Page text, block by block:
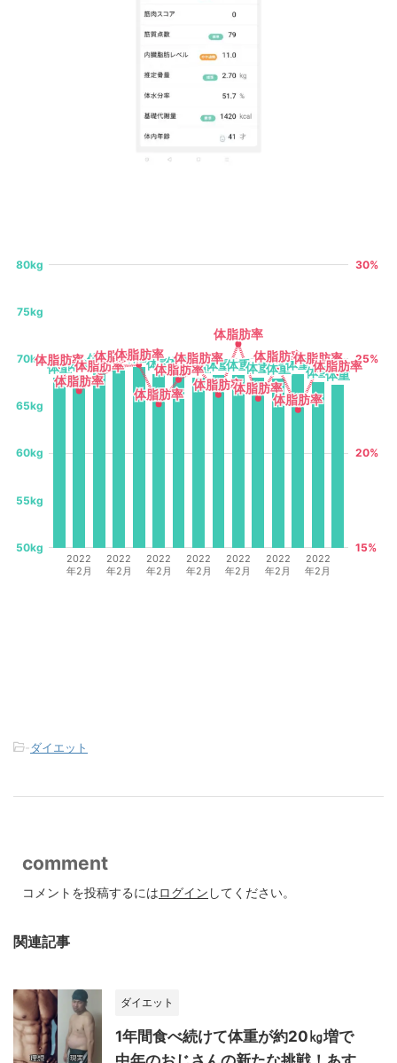
2022
年2月
2022
年2月
2022
年2月
2022
年2月
2022
年2月
2022
年2月
2022
年2月
50kg
55kg
60kg
65kg
70kg
75kg
80kg
15%
20%
25%
30%
体重
体重体重
体重体重
体重体重
体重体重
体重体重
体重体重
体重体重
体重体重
体重体重
体重体重
体重体重
体重体重
体重
体重
体重体重
体重
体脂肪率
体脂肪率
体脂肪率
体脂肪率
体脂肪率
体脂肪率
体脂肪率
体脂肪率
体脂肪率
体脂肪率
体脂肪率
体脂肪率
体脂肪率
体脂肪率
体脂肪率
体脂肪率
体脂肪率
体脂肪率
体脂肪率
体脂肪率
体脂肪率
体脂肪率
体脂肪率
体脂肪率
体脂肪率
体脂肪率
体脂肪率
体脂肪率
体脂肪率
体脂肪率
-ダイエット
comment
コメントを投稿するにはログイン してください。
関連記事
ダイエット
1年間食べ続けて体重が約20㎏増で